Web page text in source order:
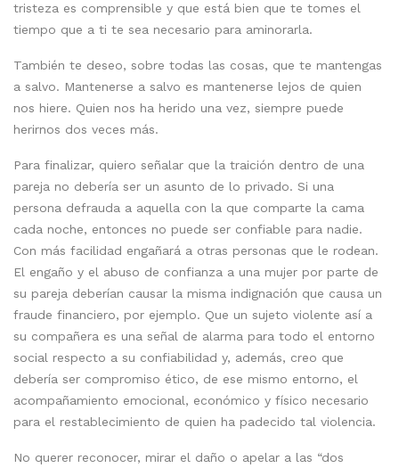
tristeza es comprensible y que está bien que te tomes el
tiempo que a ti te sea necesario para aminorarla.
También te deseo, sobre todas las cosas, que te mantengas
a salvo. Mantenerse a salvo es mantenerse lejos de quien
nos hiere. Quien nos ha herido una vez, siempre puede
herirnos dos veces más.
Para finalizar, quiero señalar que la traición dentro de una
pareja no debería ser un asunto de lo privado. Si una
persona defrauda a aquella con la que comparte la cama
cada noche, entonces no puede ser confiable para nadie.
Con más facilidad engañará a otras personas que le rodean.
El engaño y el abuso de confianza a una mujer por parte de
su pareja deberían causar la misma indignación que causa un
fraude financiero, por ejemplo. Que un sujeto violente así a
su compañera es una señal de alarma para todo el entorno
social respecto a su confiabilidad y, además, creo que
debería ser compromiso ético, de ese mismo entorno, el
acompañamiento emocional, económico y físico necesario
para el restablecimiento de quien ha padecido tal violencia.
No querer reconocer, mirar el daño o apelar a las “dos